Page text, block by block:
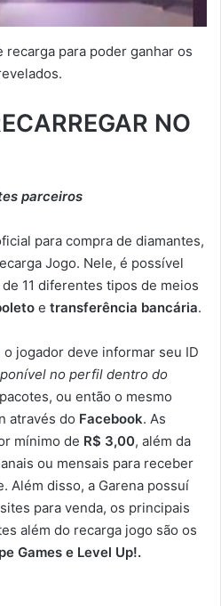
recarga para poder ganhar os
NO
parceiros
para compra de diamantes,
Jogo. Nele, é possível
11 diferentes tipos de meios
e transferência bancária.
jogador deve informar seu ID
no perfil dentro do
ou então o mesmo
através do Facebook. As
mínimo de R$ 3,00, além da
ou mensais para receber
Além disso, a Garena possuí
para venda, os principais
além do recarga jogo são os
Games e Level Up!.